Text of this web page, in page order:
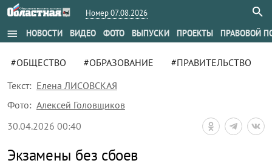
Номер 07.08.2026
menu НОВОСТИ ВИДЕО ФОТО ВЫПУСКИ ПРОЕКТЫ ПРАВОВОЙ
#ОБЩЕСТВО #ОБРАЗОВАНИЕ
#ПРАВИТЕЛЬСТВО
Текст: Елена ЛИСОВСКАЯ
Фото: Алексей Головщиков
30.04.2026 00:40
Экзамены без сбоев